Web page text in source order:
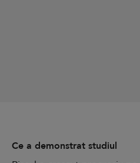
Ce a demonstrat studiul